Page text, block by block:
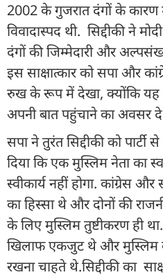
2002 के गुजरात दंगों के
विवादास्पद थी. सिद्दीकी ने
दंगों की जिम्मेदारी और
इस साक्षात्कार को सपा और
रुख के रूप में देखा, क्योंकि यह
अपनी बात पहुंचाने का अवसर
सपा ने तुरंत सिद्दीकी को
दिया कि एक मुस्लिम नेता का
स्वीकार्य नहीं होगा. कांग्रेस
का हिस्सा थे और दोनों की
के लिए मुस्लिम तुष्टीकरण ही
खिलाफ एकजुट थे और मुस्लिम
रखना चाहते थे.सिद्दीकी का